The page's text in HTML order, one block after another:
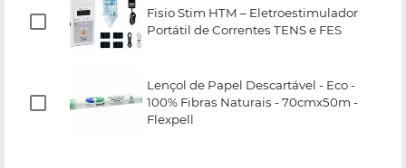
Fisio Stim HTM – Eletroestimulador
Portátil de Correntes TENS e FES
Lençol de Papel Descartável - Eco -
100% Fibras Naturais - 70cmx50m -
Flexpell